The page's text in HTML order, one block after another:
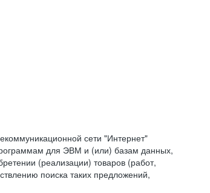
сети "Интернет"
для ЭВМ и (или) базам данных,
(реализации) товаров (работ,
поиска таких предложений,